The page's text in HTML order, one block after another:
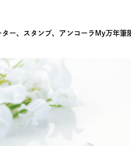
、スタンプ、アンコーラMy万年筆